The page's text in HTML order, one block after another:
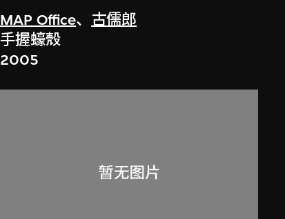
MAP Office、 古儒郎
手握蠔殼
2005